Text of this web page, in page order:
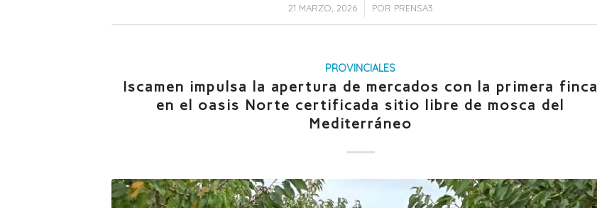
21 MARZO, 2026
/ POR PRENSA3
PROVINCIALES
Iscamen impulsa la apertura de mercados con la primera finca
en el oasis Norte certificada sitio libre de mosca del
Mediterráneo